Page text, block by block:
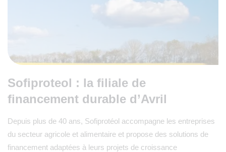
Sofiproteol : la filiale de
financement durable d’Avril
Depuis plus de 40 ans, Sofiprotéol accompagne les entreprises
du secteur agricole et alimentaire et propose des solutions de
financement adaptées à leurs projets de croissance